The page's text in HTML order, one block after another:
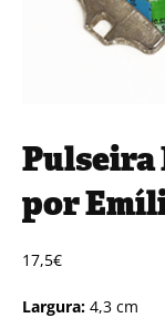
Pulseira
por
17,5€
Largura: 4,3 cm